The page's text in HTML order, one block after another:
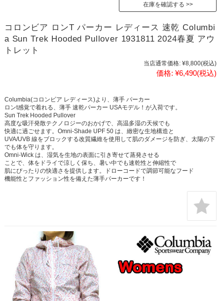
在庫を確認する
コロンビア ロンT パーカー レディース 速乾 Columbi
a Sun Trek Hooded Pullover 1931811 2024春夏 アウ
トレット
当店通常価格: ¥8,800(税込)
価格: ¥6,490(税込)
Columbia(コロンビア レディース)より、薄手 パーカー
ロンt感覚で着れる、薄手 速乾パーカー USAモデル！が入荷です。
Sun Trek Hooded Pullover
高度な吸汗発散テクノロジーのおかげで、高温多湿の天候でも
快適に過ごせます。Omni-Shade UPF 50 は、緻密な生地構造と
UVA/UVB 線をブロックする改質繊維を使用して肌のダメージを防ぎ、太陽の下
でも体を守ります。
Omni-Wick は、湿気を生地の表面に引き寄せて蒸発させる
ことで、体をドライで涼しく保ち、暑い中でも速乾性と伸縮性で
肌にぴったりの快適さを提供します。ドローコードで調節可能なフード
機能性とファッション性を備えた薄手パーカーです！